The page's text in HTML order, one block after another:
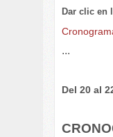
Dar clic en
...
Del 20 al